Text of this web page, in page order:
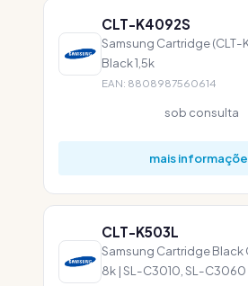
CLT-K4092S
Samsung Cartridge (CLT-
Black 1,5k
EAN: 8808987560614
sob consulta
mais
CLT-K503L
Samsung Cartridge Black
8k | SL-C3010, SL-C3060